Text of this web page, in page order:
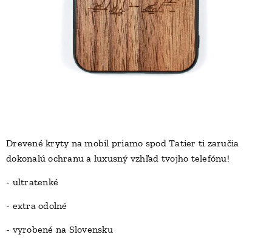
Drevené kryty na mobil priamo spod Tatier ti zaručia
dokonalú ochranu a luxusný vzhľad tvojho telefónu!
- ultratenké
- extra odolné
- vyrobené na Slovensku